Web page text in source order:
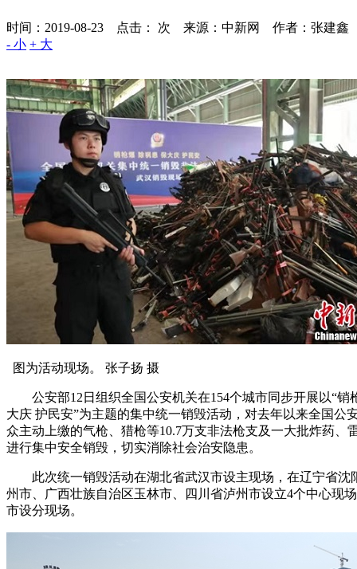
时间：2019-08-23 点击： 次 来源：中新网 作者：张建鑫
- 小 + 大
图为活动现场。 张子扬 摄
公安部12日组织全国公安机关在154个城市同步开展以“销
大庆 护民安”为主题的集中统一销毁活动，对去年以来全国公
众主动上缴的气枪、猎枪等10.7万支非法枪支及一大批炸药、
进行集中安全销毁，切实消除社会治安隐患。
此次统一销毁活动在湖北省武汉市设主现场，在辽宁省沈
州市、广西壮族自治区玉林市、四川省泸州市设立4个中心现
市设分现场。